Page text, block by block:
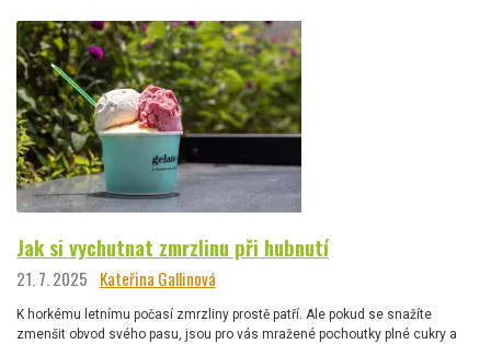
Jak si vychutnat zmrzlinu při hubnutí
21. 7. 2025 Kateřina Gallinová
K horkému letnímu počasí zmrzliny prostě patří. Ale pokud se snažíte
zmenšit obvod svého pasu, jsou pro vás mražené pochoutky plné cukry a